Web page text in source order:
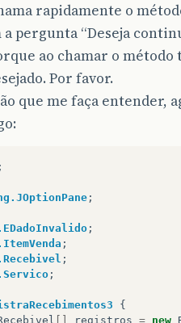
rapidamente o
pergunta “Deseja
ao chamar o
Por favor.
que me faça entender,
;
;
;
;
;
;
{
registros = new